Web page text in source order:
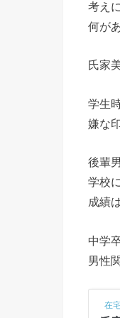
考え
何が
氏家
学生
嫌な
後輩
学校
成績
中学
男性
在